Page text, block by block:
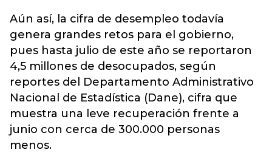
Aún así, la cifra de desempleo todavía
genera grandes retos para el gobierno,
pues hasta julio de este año se reportaron
4,5 millones de desocupados, según
reportes del Departamento Administrativo
Nacional de Estadística (Dane), cifra que
muestra una leve recuperación frente a
junio con cerca de 300.000 personas
menos.